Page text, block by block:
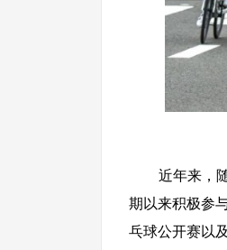
近年来，
期以来积极参
乓球公开赛以